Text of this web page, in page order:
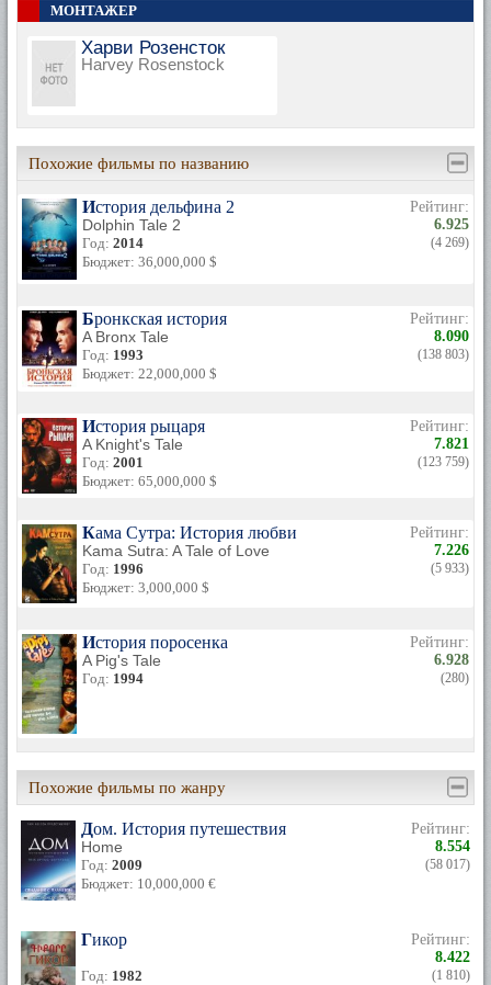
МОНТАЖЕР
Харви Розенсток
Harvey Rosenstock
Похожие фильмы по названию
История дельфина 2
Dolphin Tale 2
Год: 2014
Бюджет: 36,000,000 $
Рейтинг:
6.925
(4 269)
Бронкская история
A Bronx Tale
Год: 1993
Бюджет: 22,000,000 $
Рейтинг:
8.090
(138 803)
История рыцаря
A Knight's Tale
Год: 2001
Бюджет: 65,000,000 $
Рейтинг:
7.821
(123 759)
Кама Сутра: История любви
Kama Sutra: A Tale of Love
Год: 1996
Бюджет: 3,000,000 $
Рейтинг:
7.226
(5 933)
История поросенка
A Pig's Tale
Год: 1994
Рейтинг:
6.928
(280)
Похожие фильмы по жанру
Дом. История путешествия
Home
Год: 2009
Бюджет: 10,000,000 €
Рейтинг:
8.554
(58 017)
Гикор
Год: 1982
Рейтинг:
8.422
(1 810)